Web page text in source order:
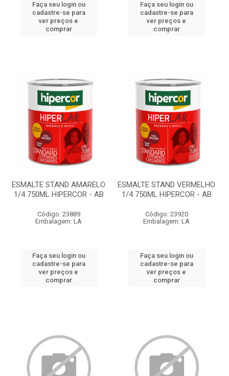
Faça seu login ou
cadastre-se para
ver preços e
comprar
Faça seu login ou
cadastre-se para
ver preços e
comprar
ESMALTE STAND AMARELO
1/4 750ML HIPERCOR - AB
Código: 23889
Embalagem: LA
Faça seu login ou
cadastre-se para
ver preços e
comprar
ESMALTE STAND VERMELHO
1/4 750ML HIPERCOR - AB
Código: 23920
Embalagem: LA
Faça seu login ou
cadastre-se para
ver preços e
comprar